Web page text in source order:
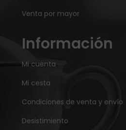
Venta por mayor
Información
Mi cuenta
Mi cesta
Condiciones de venta y envío
Desistimiento